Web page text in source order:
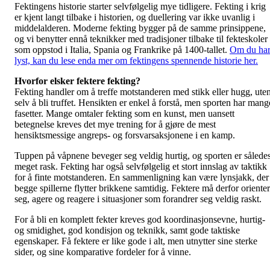
Fektingens historie starter selvfølgelig mye tidligere. Fekting i krig
er kjent langt tilbake i historien, og duellering var ikke uvanlig i
middelalderen. Moderne fekting bygger på de samme prinsippene,
og vi benytter ennå teknikker med tradisjoner tilbake til fekteskoler
som oppstod i Italia, Spania og Frankrike på 1400-tallet. Om du har
lyst, kan du lese enda mer om fektingens spennende historie her.
Hvorfor elsker fektere fekting?
Fekting handler om å treffe motstanderen med stikk eller hugg,
selv å bli truffet. Hensikten er enkel å forstå, men sporten har
fasetter. Mange omtaler fekting som en kunst, men uansett
betegnelse kreves det mye trening for å gjøre de mest
hensiktsmessige angreps- og forsvarsaksjonene i en kamp.
Tuppen på våpnene beveger seg veldig hurtig, og sporten er
meget rask. Fekting har også selvfølgelig et stort innslag av taktikk
for å finte motstanderen. En sammenligning kan være lynsjakk, der
begge spillerne flytter brikkene samtidig. Fektere må derfor
seg, agere og reagere i situasjoner som forandrer seg veldig raskt.
For å bli en komplett fekter kreves god koordinasjonsevne, hurtig-
og smidighet, god kondisjon og teknikk, samt gode taktiske
egenskaper. Få fektere er like gode i alt, men utnytter sine sterke
sider, og sine komparative fordeler for å vinne.